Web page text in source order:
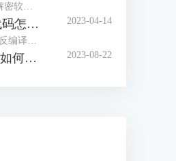
ida如何转伪代码 ida伪代码怎么看 2023-04-14
dll反编译工具有哪些 ida如何反编译修改dll文件 2023-08-22